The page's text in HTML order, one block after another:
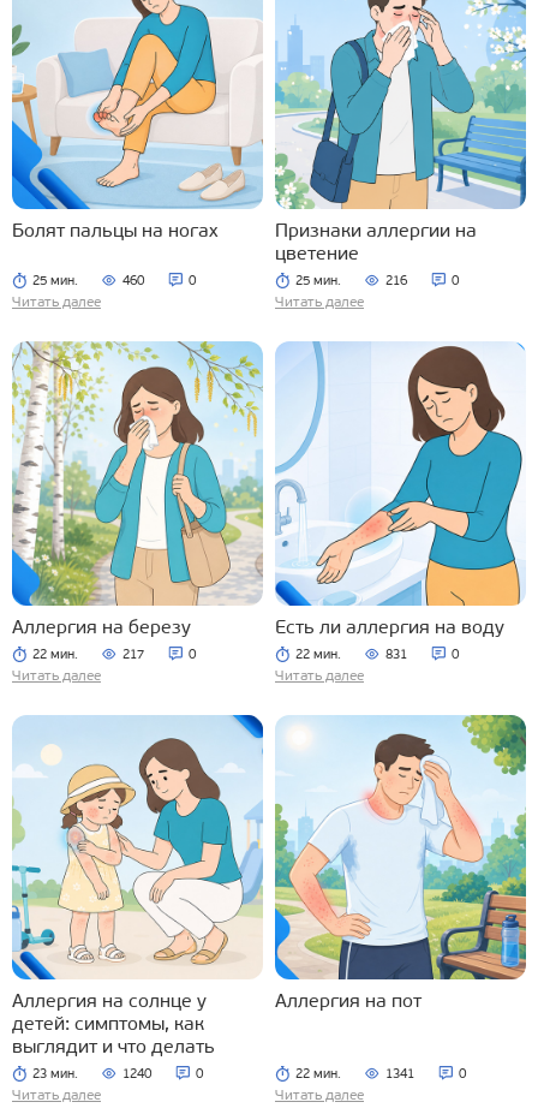
Болят пальцы на ногах
25 мин. 460 0
Читать далее
Признаки аллергии на
цветение
25 мин. 216 0
Читать далее
Аллергия на березу
22 мин. 217 0
Читать далее
Есть ли аллергия на воду
22 мин. 831 0
Читать далее
Аллергия на солнце у
детей: симптомы, как
выглядит и что делать
23 мин. 1240 0
Читать далее
Аллергия на пот
22 мин. 1341 0
Читать далее